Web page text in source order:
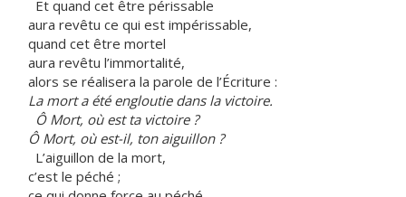
Et quand cet être périssable
aura revêtu ce qui est impérissable,
quand cet être mortel
aura revêtu l’immortalité,
alors se réalisera la parole de l’Écriture :
La mort a été engloutie dans la victoire.
Ô Mort, où est ta victoire ?
Ô Mort, où est-il, ton aiguillon ?
L’aiguillon de la mort,
c’est le péché ;